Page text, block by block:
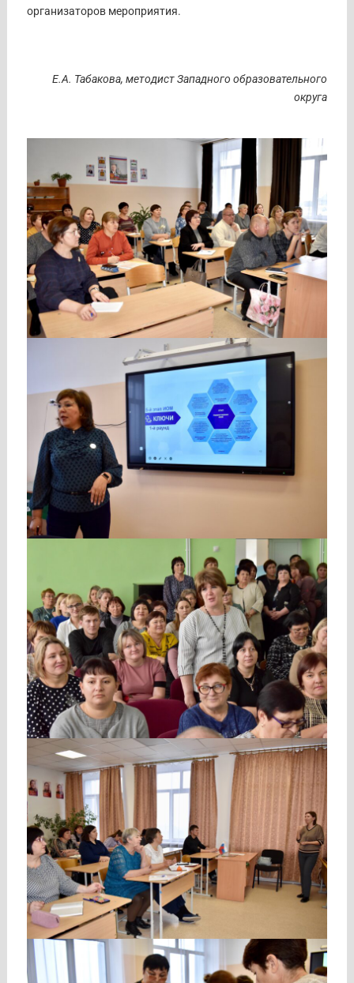
организаторов мероприятия.
Е.А. Табакова, методистЗападного образовательного
округа